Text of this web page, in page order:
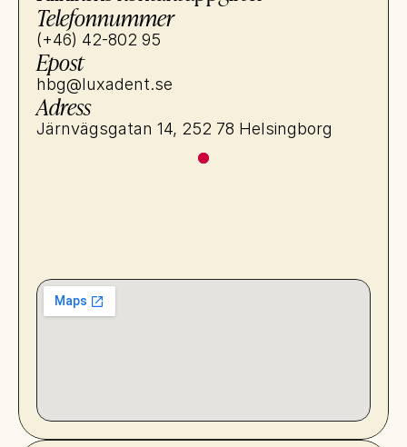
Telefonnummer
(+46) 42-802 95
Epost
hbg@luxadent.se
Adress
Järnvägsgatan 14, 252 78 Helsingborg